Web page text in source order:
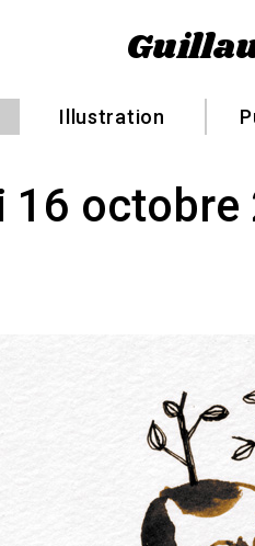
Illustration
16 octobre